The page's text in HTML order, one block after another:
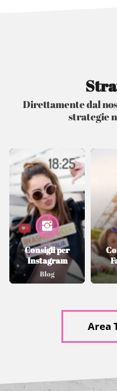
Direttamente dal
strategie
Consigli per
Instagram
Blog
Area